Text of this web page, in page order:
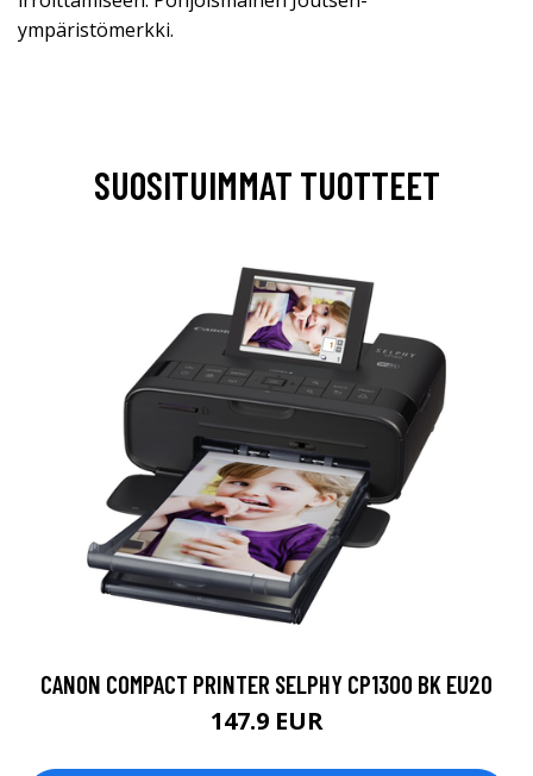
ympäristömerkki.
SUOSITUIMMAT TUOTTEET
CANON COMPACT PRINTER SELPHY CP1300 BK EU20
147.9 EUR